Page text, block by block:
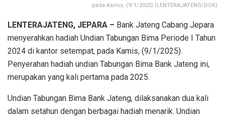
pada Kamis, (9/1/2025).(LENTERAJATENG/DOK)
LENTERAJATENG, JEPARA – Bank Jateng Cabang Jepara
menyerahkan hadiah Undian Tabungan Bima Periode I Tahun
2024 di kantor setempat, pada Kamis, (9/1/2025).
Penyerahan hadiah undian Tabungan Bima Bank Jateng ini,
merupakan yang kali pertama pada 2025.
Undian Tabungan Bima Bank Jateng, dilaksanakan dua kali
dalam setahun dengan berbagai hadiah menarik. Undian